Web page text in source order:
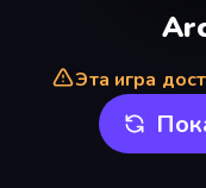
Эта игра